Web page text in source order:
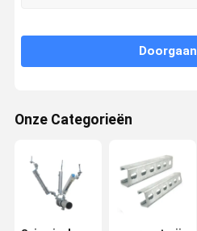
Huis Producten
Doorgaan
Onze Categorieën